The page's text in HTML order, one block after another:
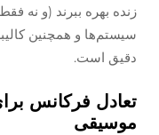
زنده بهره ببرند (و نه
سیستم‌ها و همچنین
دقیق است.
تعادل فرکانس
موسیقی